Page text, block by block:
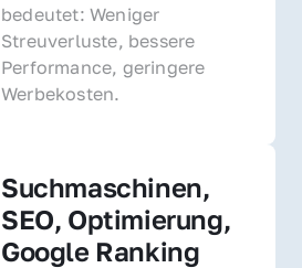
bedeutet: Weniger
Streuverluste, bessere
Performance, geringere
Werbekosten.
Suchmaschinen,
SEO, Optimierung,
Google Ranking